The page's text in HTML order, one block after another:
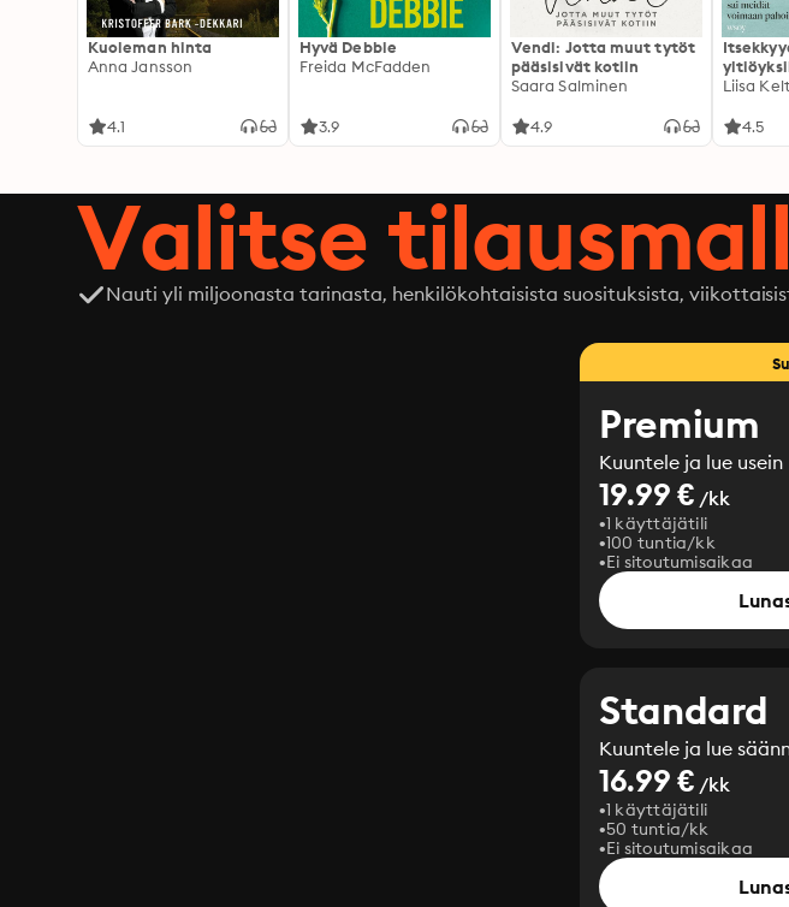
Kuoleman hinta
Anna Jansson
4.1
Hyvä Debbie
Freida McFadden
3.9
Vendi: Jotta muut tytöt
pääsisivät kotiin
Saara Salminen
4.9 4.5
Valitse
Nauti yli miljoonasta tarinasta, henkilökohtaisista suosituksista,
Premium
Kuuntele ja lue usein
19.99 € /kk
1 käyttäjätili
100 tuntia/kk
Ei sitoutumisaikaa
Standard
Kuuntele ja lue
16.99 € /kk
1 käyttäjätili
50 tuntia/kk
Ei sitoutumisaikaa